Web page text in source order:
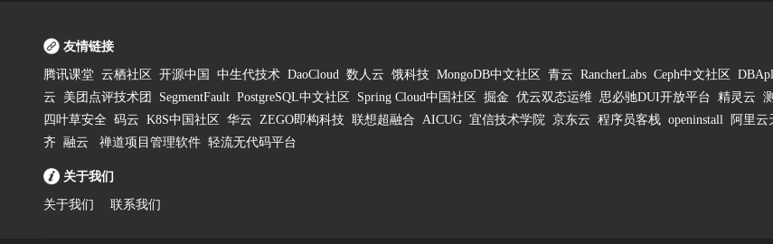
友情链接
腾讯课堂 云栖社区 开源中国 中生代技术 DaoCloud 数人云 饿科技 MongoDB中文社区 青云 RancherLabs Ceph中文社区
云
美团点评技术团 SegmentFault PostgreSQL中文社区 Spring Cloud中国社区 掘金 优云双态运维 思必驰DUI开放平台 精灵云
四叶草安全 码云 K8S中国社区 华云 ZEGO即构科技 联想超融合 AICUG 宜信技术学院 京东云 程序员客栈 openinstall 阿里云
齐 融云 禅道项目管理软件 轻流无代码平台
关于我们
关于我们 联系我们